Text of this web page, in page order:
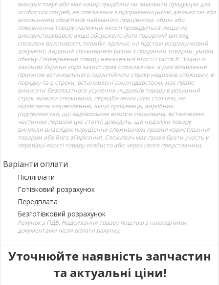
використовує або має намір придбати чи замовити продукцію для
особистих потреб, не пов’язаних з підприємницькою діяльністю або
виконанням обов’язків найманого працівника. обмін або
повернення товару належної якості провадиться: якщо не
використовувався; якщо збережено його товарний вигляд,
споживчі властивості, пломби, ярлики; на підставі розрахунковий
документ, виданий споживачеві разом з проданим товаром. умови
обміну / повернення товару неналежної якості стаття 8. Згідно із
законом України «про захист прав споживачів»: в разі виявлення
протягом встановленого гарантійного строку недоліків споживач, в
порядку та в строки, встановлені законодавством, має право
вимагати безоплатного усунення недоліків товару в розумний
строк. вимоги споживача, передбачених цією статтею, не
підлягають задоволенню, якщо продавець, виробник
(підприємство, що задовольняє вимоги споживача, встановлені
частиною першою цієї статті) доведуть, що недоліки товару
виникли внаслідок порушення споживачем правил користування
товаром або його зберігання. Споживач має право брати участь у
перевірці якості товару особисто або через свого представника.
Варіанти оплати
Післяплати
Готівковий розрахунок
Передплата
Безготівковий розрахунок
Рахунок з ПДВ. Надсилання товару поштою з накладними
документами після оплати рахунку.
Уточнюйте наявність запчастин
та актуальні ціни!